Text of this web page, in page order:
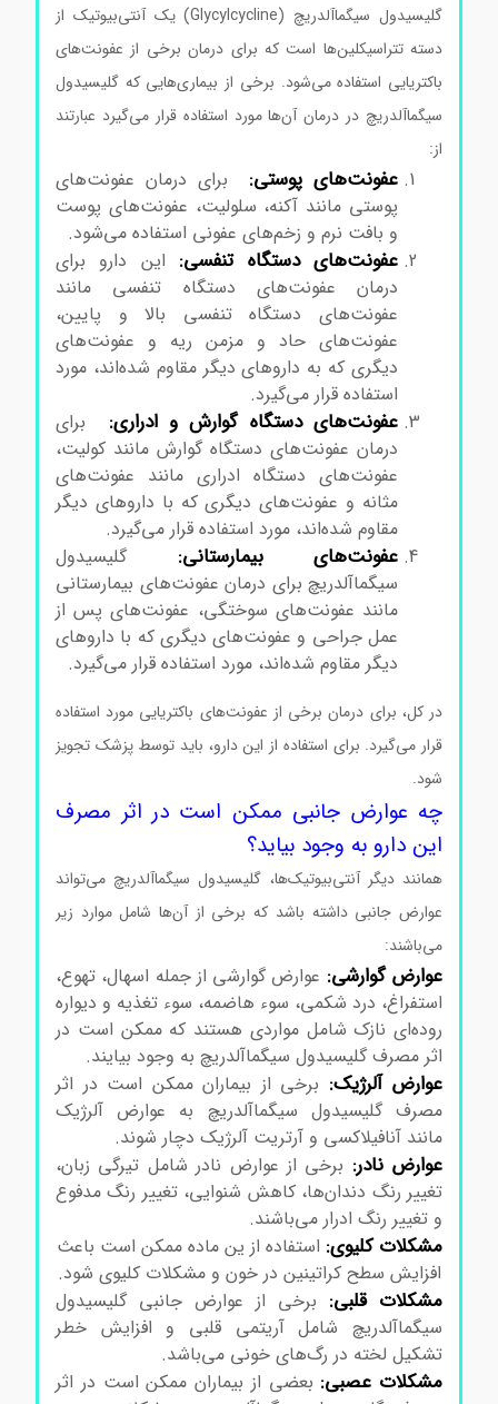
گلیسیدول سیگماآلدریچ (Glycylcycline) یک آنتی‌بیوتیک از
دسته تتراسیکلین‌ها است که برای درمان برخی از عفونت‌های
باکتریایی استفاده می‌شود. برخی از بیماری‌هایی که گلیسیدول
سیگماآلدریچ در درمان آن‌ها مورد استفاده قرار می‌گیرد عبارتند
عفونت‌های پوستی:برای درمان عفونت‌های
پوستی مانند آکنه، سلولیت، عفونت‌های پوست
و بافت نرم و زخم‌های عفونی استفاده می‌شود.
عفونت‌های دستگاه تنفسی:این دارو برای
درمان عفونت‌های دستگاه تنفسی مانند
عفونت‌های دستگاه تنفسی بالا و پایین،
عفونت‌های حاد و مزمن ریه و عفونت‌های
دیگری که به داروهای دیگر مقاوم شده‌اند، مورد
استفاده قرار می‌گیرد.
عفونت‌های دستگاه گوارش و ادراری:برای
درمان عفونت‌های دستگاه گوارش مانند کولیت،
عفونت‌های دستگاه ادراری مانند عفونت‌های
مثانه و عفونت‌های دیگری که با داروهای دیگر
مقاوم شده‌اند، مورد استفاده قرار می‌گیرد.
عفونت‌های بیمارستانی:گلیسیدول
سیگماآلدریچ برای درمان عفونت‌های بیمارستانی
مانند عفونت‌های سوختگی، عفونت‌های پس از
عمل جراحی و عفونت‌های دیگری که با داروهای
دیگر مقاوم شده‌اند، مورد استفاده قرار می‌گیرد.
در کل، برای درمان برخی از عفونت‌های باکتریایی مورد استفاده
قرار می‌گیرد. برای استفاده از این دارو، باید توسط پزشک تجویز
شود.
چه عوارض جانبی ممکن است در اثر مصرف
این دارو به وجود بیاید؟
همانند دیگر آنتی‌بیوتیک‌ها، گلیسیدول سیگماآلدریچ می‌تواند
عوارض جانبی داشته باشد که برخی از آن‌ها شامل موارد زیر
می‌باشند:
عوارض گوارشی:عوارض گوارشی از جمله اسهال، تهوع،
استفراغ، درد شکمی، سوء هاضمه، سوء تغذیه و دیواره
روده‌ای نازک شامل مواردی هستند که ممکن است در
اثر مصرف گلیسیدول سیگماآلدریچ به وجود بیایند.
عوارض آلرژیک:برخی از بیماران ممکن است در اثر
مصرف گلیسیدول سیگماآلدریچ به عوارض آلرژیک
مانند آنافیلاکسی و آرتریت آلرژیک دچار شوند.
عوارض نادر:برخی از عوارض نادر شامل تیرگی زبان،
تغییر رنگ دندان‌ها، کاهش شنوایی، تغییر رنگ مدفوع
و تغییر رنگ ادرار می‌باشند.
مشکلات کلیوی:استفاده از ین ماده ممکن است باعث
افزایش سطح کراتینین در خون و مشکلات کلیوی شود.
مشکلات قلبی:برخی از عوارض جانبی گلیسیدول
سیگماآلدریچ شامل آریتمی قلبی و افزایش خطر
تشکیل لخته در رگ‌های خونی می‌باشد.
مشکلات عصبی:بعضی از بیماران ممکن است در اثر